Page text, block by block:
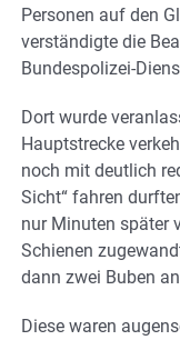
Personen auf den
verständigte die
Bundespolizei-
Dort wurde
Hauptstrecke
noch mit deutlich
Sicht“ fahren
nur Minuten später
Schienen
dann zwei Buben
Diese waren